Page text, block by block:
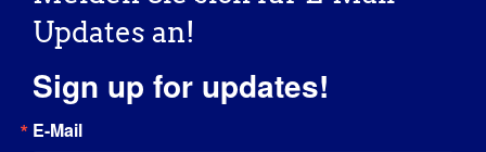
Entwicklung von Therapien für diese Form
die Erkenntnisse, die wir über die
Reparatur der Muskelmembran gewinnen,
neue Hinweise für die Therapie anderer
Updates an!
Sign up for updates!
E-Mail